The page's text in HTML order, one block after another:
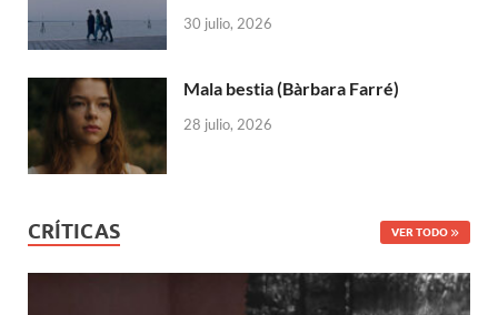
30 julio, 2026
Mala bestia (Bàrbara Farré)
28 julio, 2026
CRÍTICAS VER TODO